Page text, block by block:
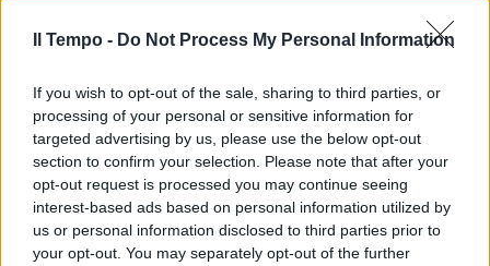
Il Tempo - Do Not Process My Personal Information
If you wish to opt-out of the sale, sharing to third parties, or
processing of your personal or sensitive information for
targeted advertising by us, please use the below opt-out
section to confirm your selection. Please note that after your
opt-out request is processed you may continue seeing
interest-based ads based on personal information utilized by
us or personal information disclosed to third parties prior to
your opt-out. You may separately opt-out of the further